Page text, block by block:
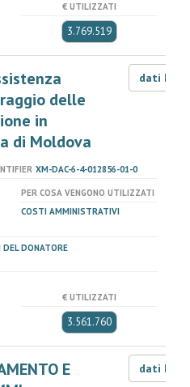
€ UTILIZZATI
3.769.519
delle
in
di Moldova
dati LOD
XM-DAC-6-4-012856-01-0
PER COSA VENGONO UTILIZZATI
COSTI AMMINISTRATIVI
DONATORE
€ UTILIZZATI
3.561.760
E
dati LOD